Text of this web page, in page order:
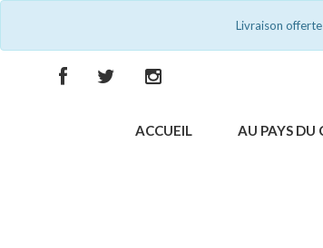
Livraison
ACCUEIL AU PAYS DU